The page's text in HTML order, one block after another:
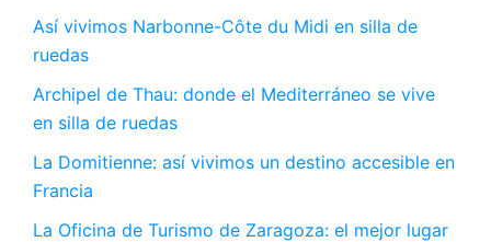
Así vivimos Narbonne-Côte du Midi en silla de
ruedas
Archipel de Thau: donde el Mediterráneo se vive
en silla de ruedas
La Domitienne: así vivimos un destino accesible en
Francia
La Oficina de Turismo de Zaragoza: el mejor lugar